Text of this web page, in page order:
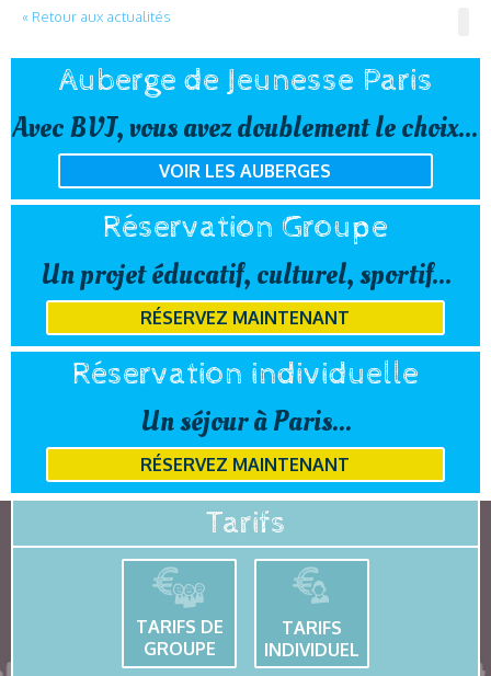
« Retour aux actualités
Auberge de Jeunesse Paris
Avec BVJ, vous avez doublement le choix...
VOIR LES AUBERGES
Réservation Groupe
Un projet éducatif, culturel, sportif...
RÉSERVEZ MAINTENANT
Réservation individuelle
Un séjour à Paris...
RÉSERVEZ MAINTENANT
Tarifs
TARIFS DE
GROUPE
TARIFS
INDIVIDUEL